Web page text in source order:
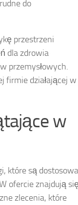
do
przestrzeni
dla zdrowia
przemysłowych.
firmie działającej w
w
które są
ofercie znajdują
zlecenia, które